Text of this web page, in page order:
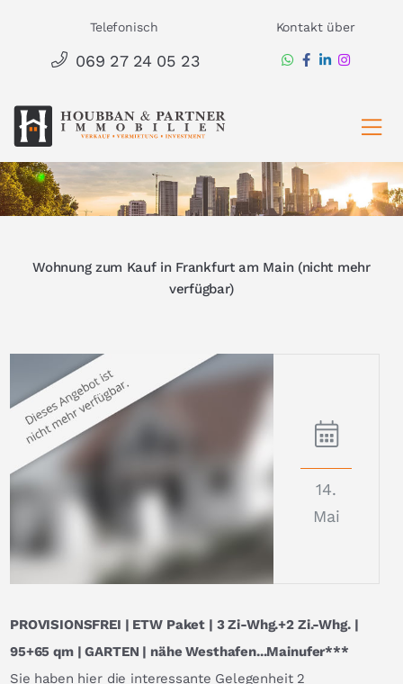
springen
Telefonisch
069 27 24 05 23
Kontakt über
Wohnung zum Kauf in Frankfurt am Main (nicht mehr
verfügbar)
14.
Mai
PROVISIONSFREI | ETW Paket | 3 Zi-Whg.+2 Zi.-Whg. |
95+65 qm | GARTEN | nähe Westhafen...Mainufer***
Sie haben hier die interessante Gelegenheit 2